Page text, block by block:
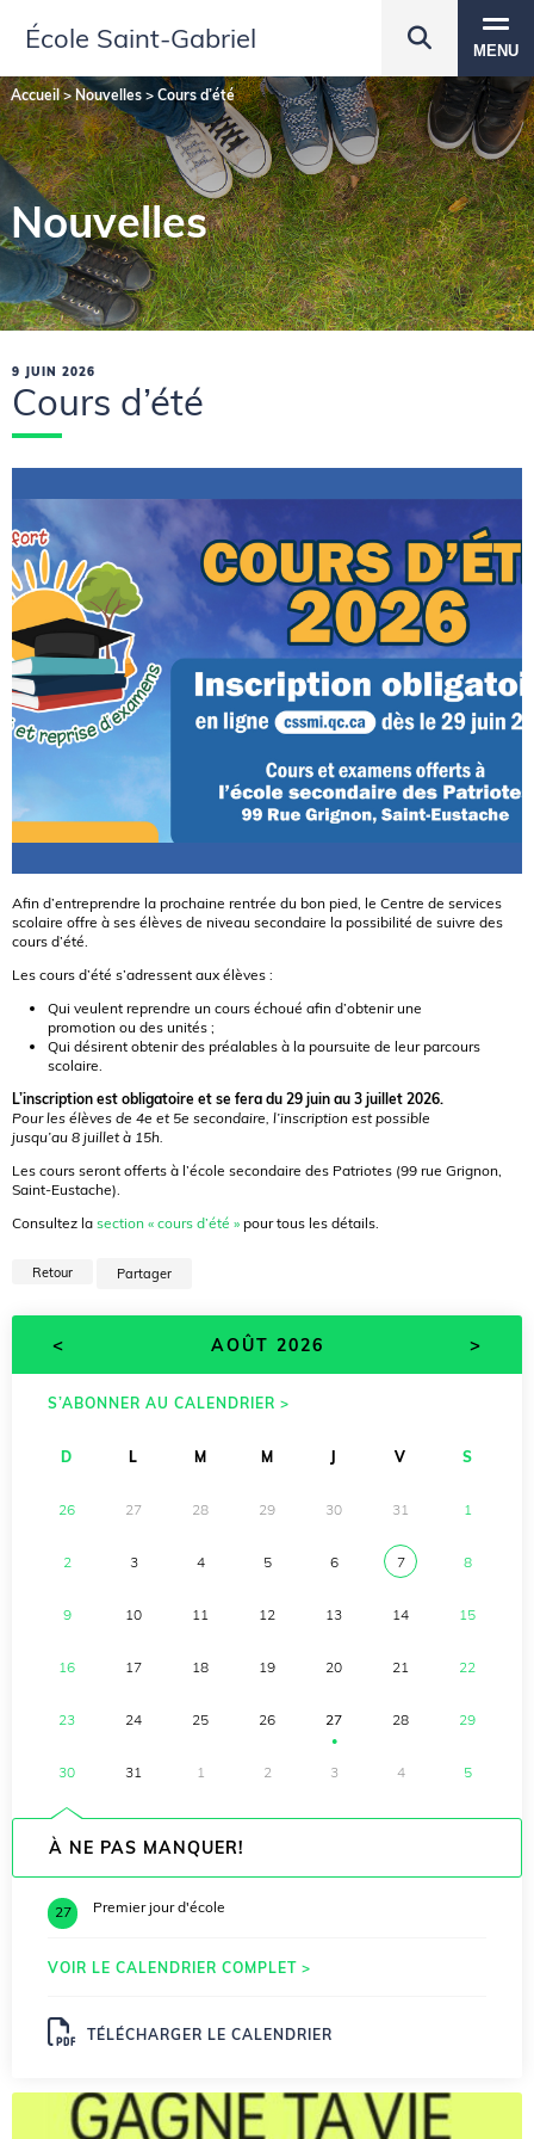
École Saint‑Gabriel MENU
Accueil>Nouvelles> Cours d’été
Nouvelles
9 JUIN 2026
Cours d’été
Afin d’entreprendre la prochaine rentrée du bon pied, le Centre de services
scolaire offre à ses élèves de niveau secondaire la possibilité de suivre des
cours d’été.
Les cours d’été s’adressent aux élèves :
Qui veulent reprendre un cours échoué afin d’obtenir une
promotion ou des unités ;
Qui désirent obtenir des préalables à la poursuite de leur parcours
scolaire.
L’inscription est obligatoire et se fera du 29 juin au 3 juillet 2026.
Pour les élèves de 4e et 5e secondaire, l’inscription est possible
jusqu’au 8 juillet à 15h.
Les cours seront offerts à l’école secondaire des Patriotes (99 rue Grignon,
Saint-Eustache).
Consultez la section « cours d’été » pour tous les détails.
Retour Partager
< AOÛT 2026 >
S’ABONNER AU CALENDRIER >
D L M M J V S
26 27 28 29 30 31 1
2 3 4 5 6 7 8
9 10 11 12 13 14 15
16 17 18 19 20 21 22
23 24 25 26 27
●
28 29
30 31 1 2 3 4 5
À NE PAS MANQUER!
27 Premier jour d'école
VOIR LE CALENDRIER COMPLET >
TÉLÉCHARGER LE CALENDRIER